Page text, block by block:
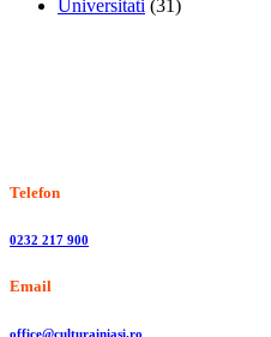
Universitati (31)
Telefon
0232 217 900
Email
office@culturainiasi.ro